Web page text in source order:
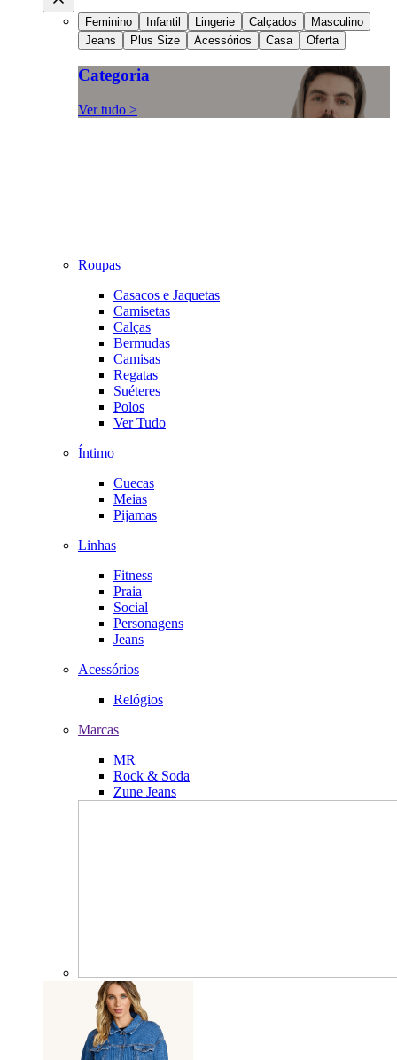
Feminino Infantil Lingerie Calçados
Masculino
Jeans
Plus Size Acessórios Casa Oferta
Categoria
Ver tudo >
Roupas
Casacos e Jaquetas
Camisetas
Calças
Bermudas
Camisas
Regatas
Suéteres
Polos
Ver Tudo
Íntimo
Cuecas
Meias
Pijamas
Linhas
Fitness
Praia
Social
Personagens
Jeans
Acessórios
Relógios
Marcas
MR
Rock & Soda
Zune Jeans